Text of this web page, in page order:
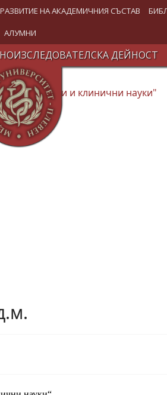
РАЗВИТИЕ НА АКАДЕМИЧНИЯ СЪСТАВ
АЛУМНИ
ДЕЙНОСТ
и клинични науки"